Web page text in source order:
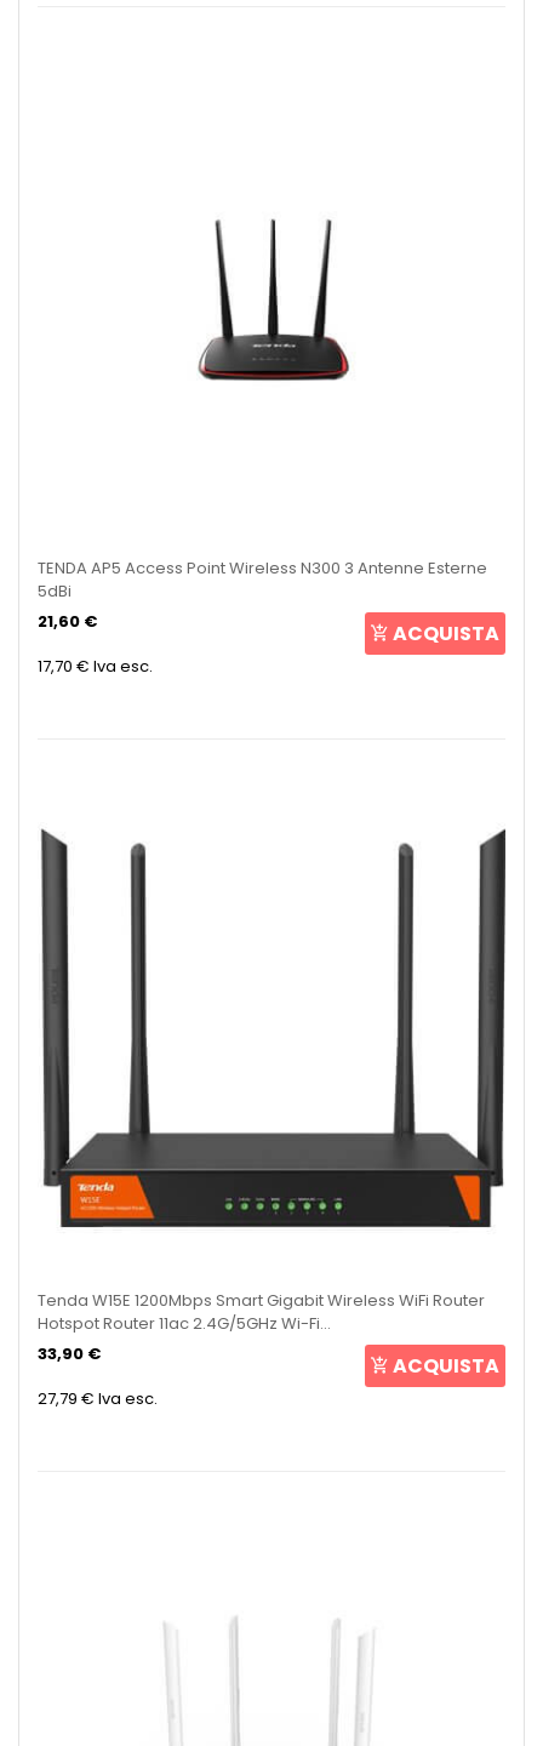
TENDA AP5 Access Point Wireless N300 3 Antenne Esterne
5dBi
21,60 €
17,70 € Iva esc.
ACQUISTA
Tenda W15E 1200Mbps Smart Gigabit Wireless WiFi Router
Hotspot Router 11ac 2.4G/5GHz Wi-Fi...
33,90 €
27,79 € Iva esc.
ACQUISTA